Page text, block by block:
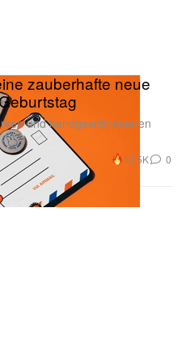
zauberhafte neue
und handgeschriebenen
10.5K 0